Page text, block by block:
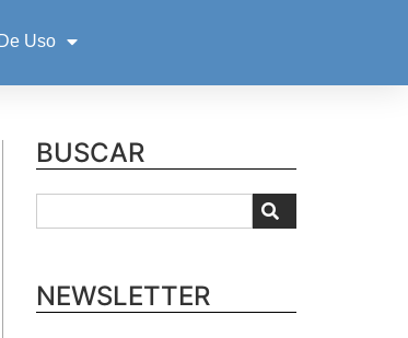
Uso
BUSCAR
NEWSLETTER